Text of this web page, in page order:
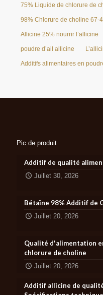
75% Liquide de chlorure de
98% Chlorure de choline 67-
Allicine 25% nourrir l’allicine
poudre d’ail allicine
Additifs alimentaires en
Pic de produit
Additif de qualité
Juillet 30, 2026
Bétaïne 98% Additif de
Juillet 20, 2026
Qualité d'alimentation
chlorure de choline
Juillet 20, 2026
Additif allicine de